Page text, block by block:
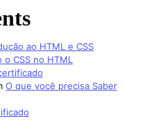
ao HTML e CSS
CSS no HTML
O que você precisa Saber